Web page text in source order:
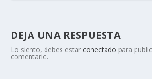
DEJA UNA RESPUESTA
Lo siento, debes estarconectado para
comentario.